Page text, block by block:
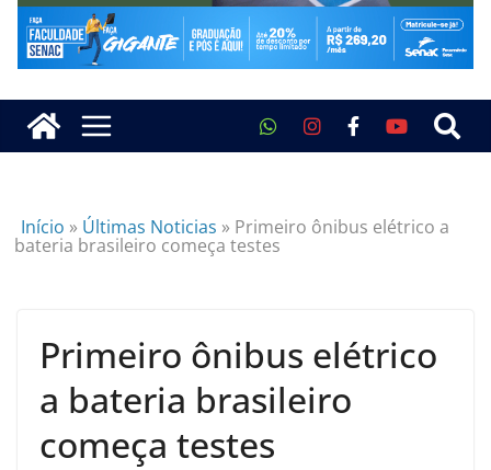
Início » Últimas Noticias » Primeiro ônibus elétrico a
bateria brasileiro começa testes
Primeiro ônibus elétrico
a bateria brasileiro
começa testes